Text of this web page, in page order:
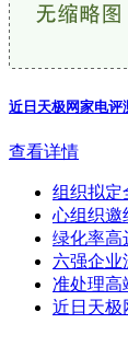
近日天极网家电评
查看详情
组织拟定
心组织邀
绿化率高
六强企业
准处理高
近日天极